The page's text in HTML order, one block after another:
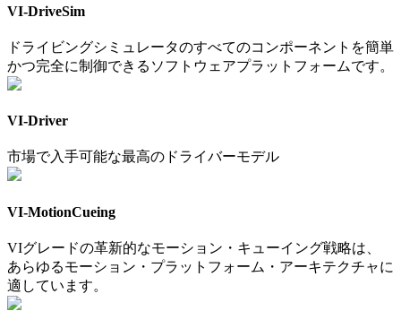
VI-DriveSim
ドライビングシミュレータのすべてのコンポーネントを簡単
かつ完全に制御できるソフトウェアプラットフォームです。
VI-Driver
市場で入手可能な最高のドライバーモデル
VI-MotionCueing
VIグレードの革新的なモーション・キューイング戦略は、
あらゆるモーション・プラットフォーム・アーキテクチャに
適しています。